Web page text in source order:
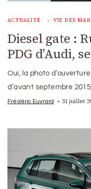
ACTUALITÉ VIE DES
Diesel gate :
PDG d’Audi,
Oui, la photo
d’avant septembre
Frédéric Euvrard 31 juillet